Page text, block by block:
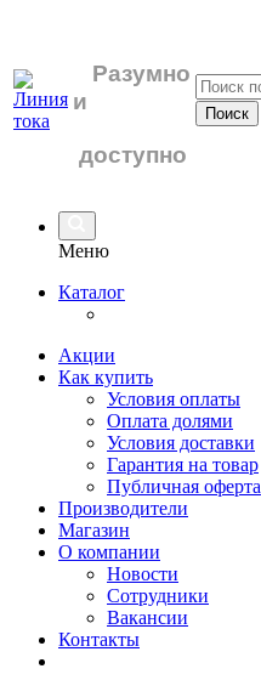
Разумно
и
доступно
Меню
Каталог
Акции
Как купить
Условия оплаты
Оплата долями
Условия доставки
Гарантия на товар
Публичная оферта
Производители
Магазин
О компании
Новости
Сотрудники
Вакансии
Контакты